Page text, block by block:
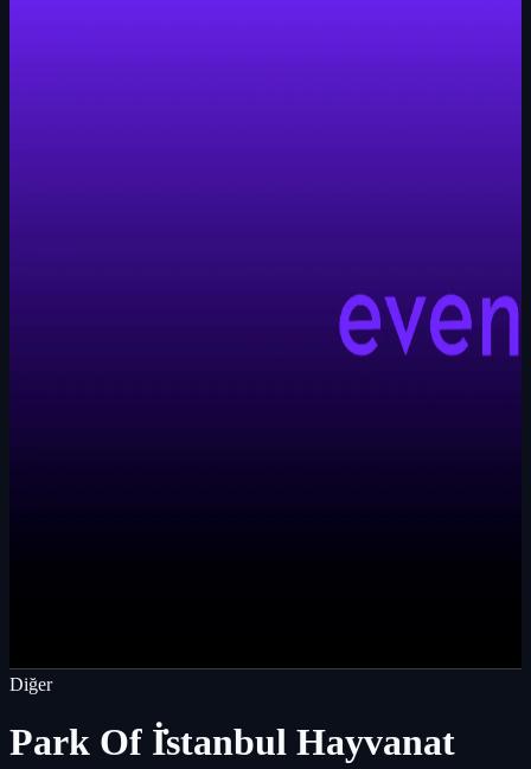
Diğer
Park Of İ̇stanbul Hayvanat